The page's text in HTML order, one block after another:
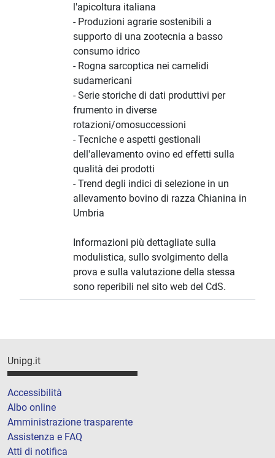
l'apicoltura italiana
- Produzioni agrarie sostenibili a
supporto di una zootecnia a basso
consumo idrico
- Rogna sarcoptica nei camelidi
sudamericani
- Serie storiche di dati produttivi per
frumento in diverse
rotazioni/omosuccessioni
- Tecniche e aspetti gestionali
dell'allevamento ovino ed effetti sulla
qualità dei prodotti
- Trend degli indici di selezione in un
allevamento bovino di razza Chianina in
Umbria
Informazioni più dettagliate sulla
modulistica, sullo svolgimento della
prova e sulla valutazione della stessa
sono reperibili nel sito web del CdS.
Unipg.it
Accessibilità
Albo online
Amministrazione trasparente
Assistenza e FAQ
Atti di notifica